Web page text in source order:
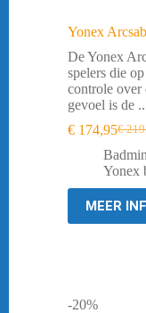
Yonex
De Yonex
spelers die
controle over
gevoel is de
€
prijs
was:
€ 174,95
prijs
is:
Yonex
MEER
-20%